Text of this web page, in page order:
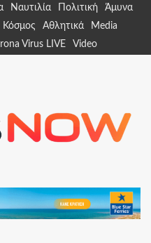
Ναυτιλία Πολιτική
Άμυνα
Κόσμος Αθλητικά
Media
Virus LIVE Video